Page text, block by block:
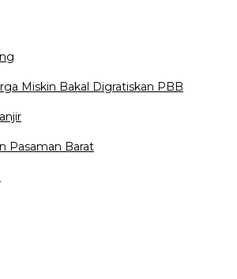
Miskin Bakal Digratiskan PBB
Pasaman Barat